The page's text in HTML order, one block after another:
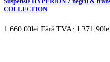
COLLECTION
1.660,00lei Fără TVA: 1.371,90lei